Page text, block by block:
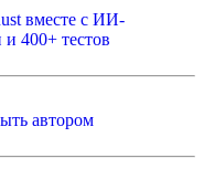
вместе с ИИ-
400+ тестов
автором